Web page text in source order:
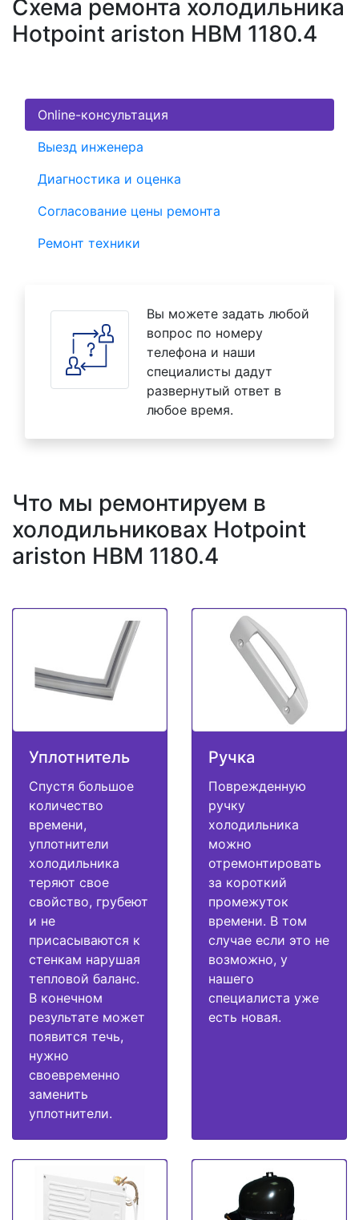
Схема ремонта холодильника
Hotpoint ariston HBM 1180.4
Online-консультация
Выезд инженера
Диагностика и оценка
Согласование цены ремонта
Ремонт техники
Вы можете задать любой
вопрос по номеру
телефона и наши
специалисты дадут
развернутый ответ в
любое время.
Что мы ремонтируем в
холодильниковах Hotpoint
ariston HBM 1180.4
Уплотнитель
Спустя большое
количество
времени,
уплотнители
холодильника
теряют свое
свойство, грубеют
и не
присасываются к
стенкам нарушая
тепловой баланс.
В конечном
результате может
появится течь,
нужно
своевременно
заменить
уплотнители.
Ручка
Поврежденную
ручку
холодильника
можно
отремонтировать
за короткий
промежуток
времени. В том
случае если это не
возможно, у
нашего
специалиста уже
есть новая.